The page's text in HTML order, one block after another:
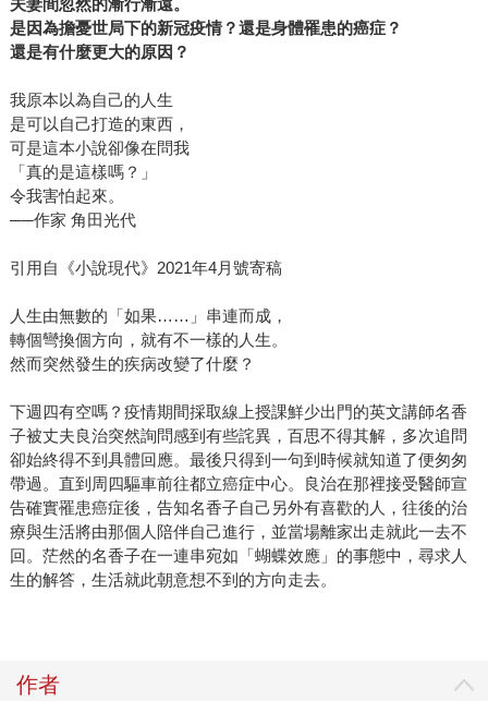
夫妻間忽然的漸行漸遠。
是因為擔憂世局下的新冠疫情？還是身體罹患的癌症？
還是有什麼更大的原因？
我原本以為自己的人生
是可以自己打造的東西，
可是這本小說卻像在問我
「真的是這樣嗎？」
令我害怕起來。
──作家 角田光代
引用自《小說現代》2021年4月號寄稿
人生由無數的「如果……」串連而成，
轉個彎換個方向，就有不一樣的人生。
然而突然發生的疾病改變了什麼？
下週四有空嗎？疫情期間採取線上授課鮮少出門的英文講師名香
子被丈夫良治突然詢問感到有些詫異，百思不得其解，多次追問
卻始終得不到具體回應。最後只得到一句到時候就知道了便匆匆
帶過。直到周四驅車前往都立癌症中心。良治在那裡接受醫師宣
告確實罹患癌症後，告知名香子自己另外有喜歡的人，往後的治
療與生活將由那個人陪伴自己進行，並當場離家出走就此一去不
回。茫然的名香子在一連串宛如「蝴蝶效應」的事態中，尋求人
生的解答，生活就此朝意想不到的方向走去。
作者